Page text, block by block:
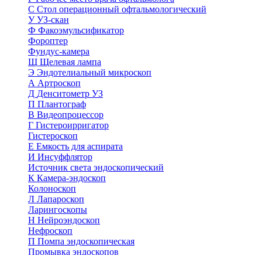
С Стол операционный офтальмологический
УУЗ-скан
Ф Факоэмульсификатор
Фороптер
Фундус-камера
Щ Щелевая лампа
Э Эндотелиальный микроскоп
А Артроскоп
Д Денситометр УЗ
П Плантограф
В Видеопроцессор
Г Гистероирригатор
Гистероскоп
Е Емкость для аспирата
И Инсуффлятор
Источник света эндоскопический
К Камера-эндоскоп
Колоноскоп
Л Лапароскоп
Ларингоскопы
Н Нейроэндоскоп
Нефроскоп
П Помпа эндоскопическая
Промывка эндоскопов